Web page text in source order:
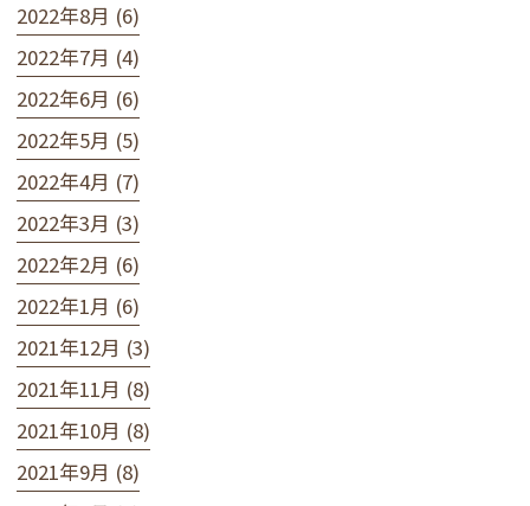
2022年8月 (6)
2022年7月 (4)
2022年6月 (6)
2022年5月 (5)
2022年4月 (7)
2022年3月 (3)
2022年2月 (6)
2022年1月 (6)
2021年12月 (3)
2021年11月 (8)
2021年10月 (8)
2021年9月 (8)